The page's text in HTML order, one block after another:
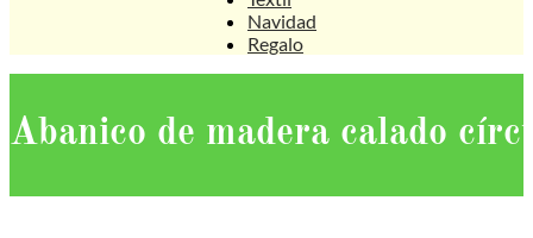
Navidad
Regalo
Abanico de madera calado